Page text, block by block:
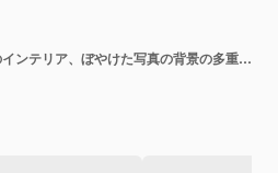
抽象的なぼかしとジムのインテリア、ぼやけた写真の背景の多重フィットネス機器